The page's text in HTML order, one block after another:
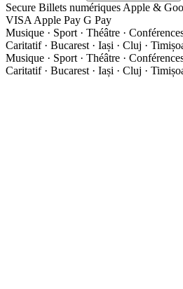
Secure Billets numériques Apple &
VISA Apple Pay G Pay
Musique · Sport · Théâtre ·
Caritatif · Bucarest · Iași · Cluj ·
Musique · Sport · Théâtre ·
Caritatif · Bucarest · Iași · Cluj ·